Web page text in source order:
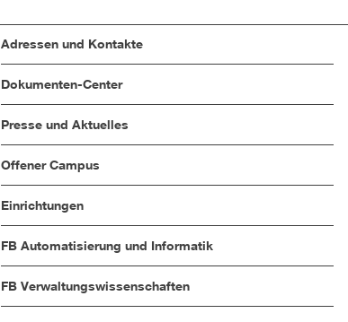
Adressen und Kontakte
Dokumenten-Center
Presse und Aktuelles
Offener Campus
Einrichtungen
FB Automatisierung und Informatik
FB Verwaltungswissenschaften